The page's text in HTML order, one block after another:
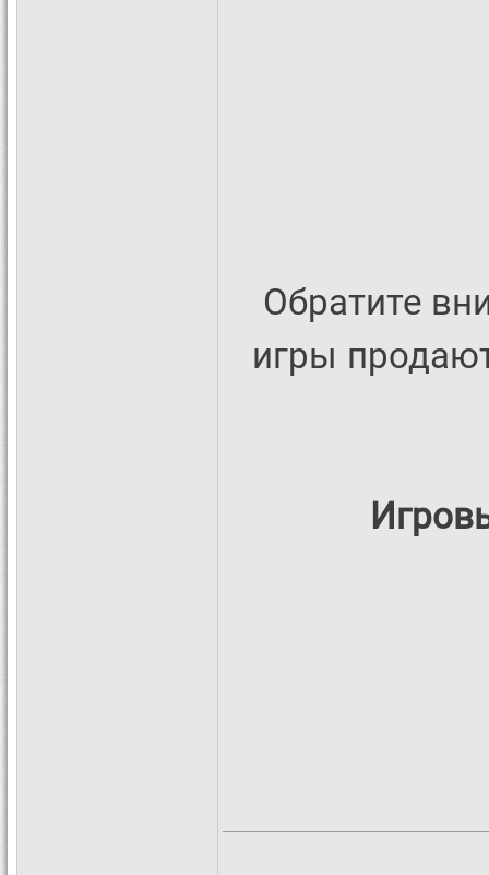
Обратите
игры